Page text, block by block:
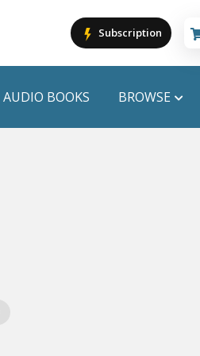
Subscription
Cart is empty
AUDIO BOOKS BROWSE